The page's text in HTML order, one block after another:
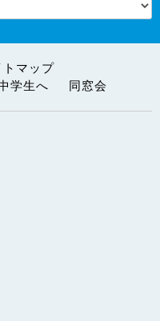
トマップ
学生へ 同窓会